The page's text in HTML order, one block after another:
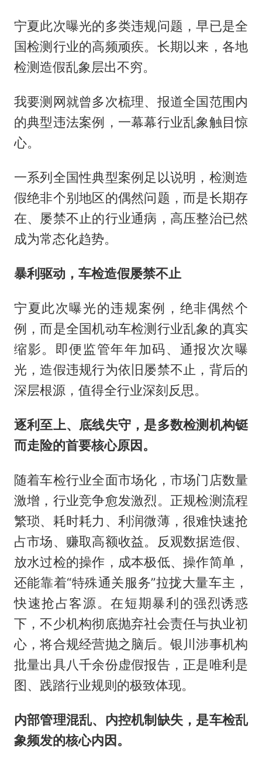
宁夏此次曝光的多类违规问题，早已是全
国检测行业的高频顽疾。长期以来，各地
检测造假乱象层出不穷。
我要测网就曾多次梳理、报道全国范围内
的典型违法案例，一幕幕行业乱象触目惊
心。
一系列全国性典型案例足以说明，检测造
假绝非个别地区的偶然问题，而是长期存
在、屡禁不止的行业通病，高压整治已然
成为常态化趋势。
暴利驱动，车检造假屡禁不止
宁夏此次曝光的违规案例，绝非偶然个
例，而是全国机动车检测行业乱象的真实
缩影。即便监管年年加码、通报次次曝
光，造假违规行为依旧屡禁不止，背后的
深层根源，值得全行业深刻反思。
逐利至上、底线失守，是多数检测机构铤
而走险的首要核心原因。
随着车检行业全面市场化，市场门店数量
激增，行业竞争愈发激烈。正规检测流程
繁琐、耗时耗力、利润微薄，很难快速抢
占市场、赚取高额收益。反观数据造假、
放水过检的操作，成本极低、操作简单，
还能靠着“特殊通关服务”拉拢大量车主，
快速抢占客源。在短期暴利的强烈诱惑
下，不少机构彻底抛弃社会责任与执业初
心，将合规经营抛之脑后。银川涉事机构
批量出具八千余份虚假报告，正是唯利是
图、践踏行业规则的极致体现。
内部管理混乱、内控机制缺失，是车检乱
象频发的核心内因。